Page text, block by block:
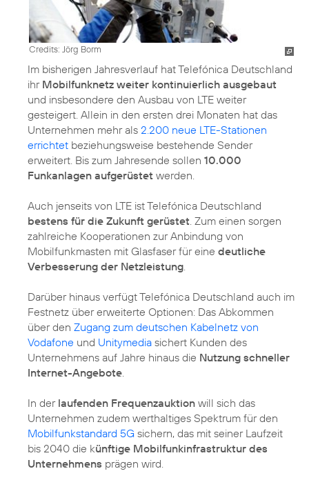
Credits: Jörg Borm
Im bisherigen Jahresverlauf hat Telefónica Deutschland
ihr Mobilfunknetz weiter kontinuierlich ausgebaut
und insbesondere den Ausbau von LTE weiter
gesteigert. Allein in den ersten drei Monaten hat das
Unternehmen mehr als 2.200 neue LTE-Stationen
errichtet beziehungsweise bestehende Sender
erweitert. Bis zum Jahresende sollen 10.000
Funkanlagen aufgerüstet werden.
Auch jenseits von LTE ist Telefónica Deutschland
bestens für die Zukunft gerüstet . Zum einen sorgen
zahlreiche Kooperationen zur Anbindung von
Mobilfunkmasten mit Glasfaser für eine deutliche
Verbesserung der Netzleistung
Darüber hinaus verfügt Telefónica Deutschland auch im
Festnetz über erweiterte Optionen: Das Abkommen
über den Zugang zum deutschen Kabelnetz von
Vodafone und Unitymedia sichert Kunden des
Unternehmens auf Jahre hinaus die Nutzung schneller
Internet-Angebote
In der laufenden Frequenzauktion will sich das
Unternehmen zudem werthaltiges Spektrum für den
Mobilfunkstandard 5G sichern, das mit seiner Laufzeit
bis 2040 die künftige Mobilfunkinfrastruktur des
Unternehmens prägen wird.